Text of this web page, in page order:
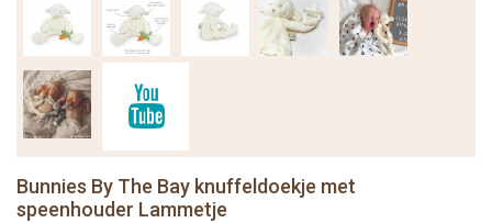
Bunnies By The Bay knuffeldoekje met
speenhouder Lammetje